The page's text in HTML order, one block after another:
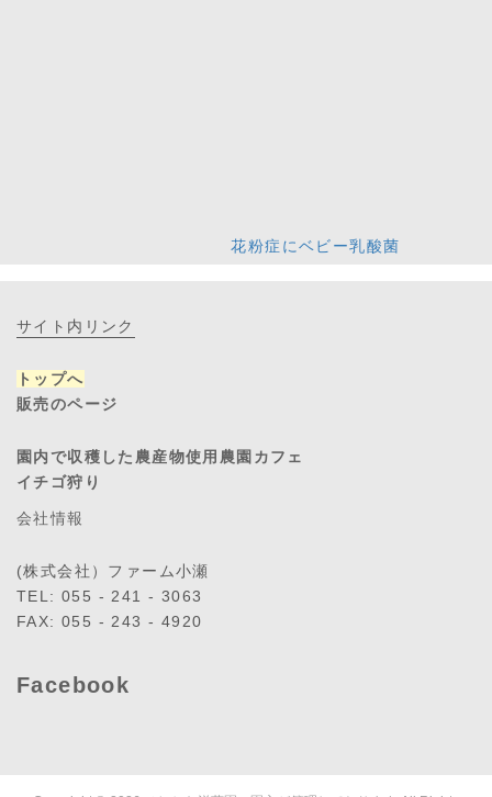
花粉症にベビー乳酸菌
サイト内リンク
トップへ
販売のページ
園内で収穫した農産物使用農園カフェ
イチゴ狩り
会社情報
(株式会社）ファーム小瀬
TEL: 055 - 241 - 3063
FAX: 055 - 243 - 4920
Facebook